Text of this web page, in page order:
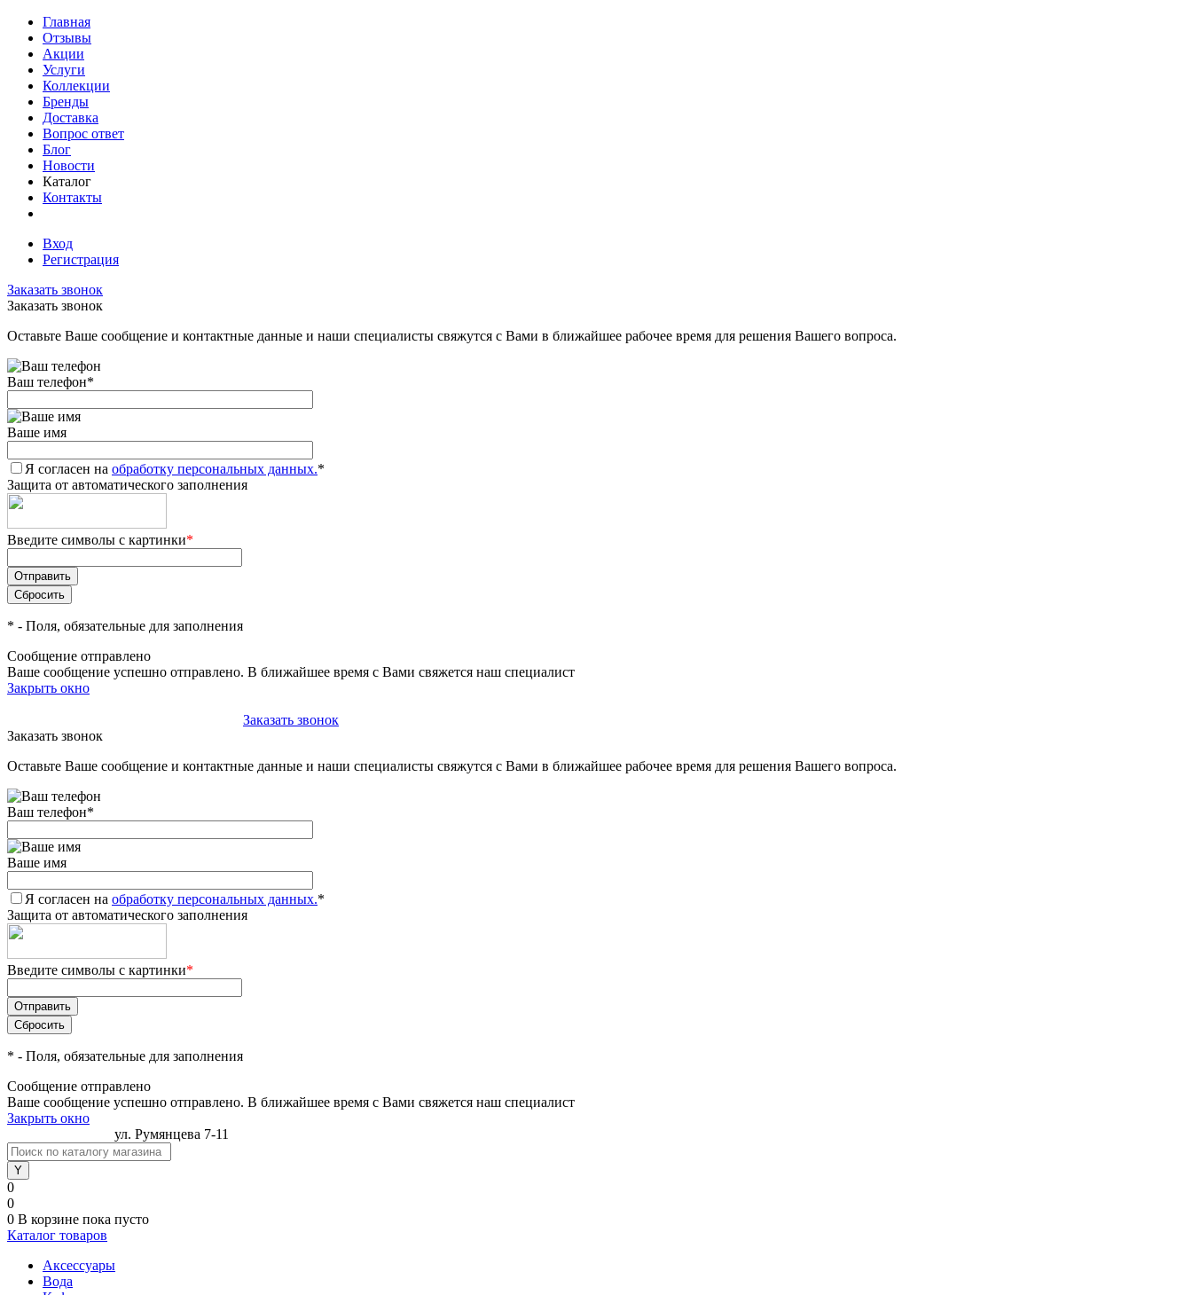
Главная
Отзывы
Акции
Услуги
Коллекции
Бренды
Доставка
Вопрос ответ
Блог
Новости
Каталог
Контакты
Вход
Регистрация
Заказать звонок
Заказать звонок
Оставьте Ваше сообщение и контактные данные и наши специалисты свяжутся с Вами в ближайшее рабочее время для решения Вашего вопроса.
Ваш телефон*
Ваше имя
Я согласен на обработку персональных данных.*
Защита от автоматического заполнения
Введите символы с картинки*
* - Поля, обязательные для заполнения
Сообщение отправлено
Ваше сообщение успешно отправлено. В ближайшее время с Вами свяжется наш специалист
Закрыть окно
Заказать звонок
Заказать звонок
Оставьте Ваше сообщение и контактные данные и наши специалисты свяжутся с Вами в ближайшее рабочее время для решения Вашего вопроса.
Ваш телефон*
Ваше имя
Я согласен на обработку персональных данных.*
Защита от автоматического заполнения
Введите символы с картинки*
* - Поля, обязательные для заполнения
Сообщение отправлено
Ваше сообщение успешно отправлено. В ближайшее время с Вами свяжется наш специалист
Закрыть окно
ул. Румянцева 7-11
0
0
0 В корзине пока пусто
Каталог товаров
Аксессуары
Вода